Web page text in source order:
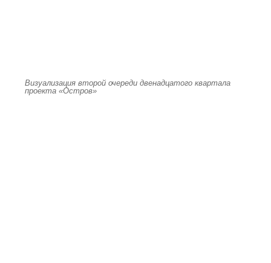
Визуализация второй очереди двенадцатого квартала
проекта «Остров»